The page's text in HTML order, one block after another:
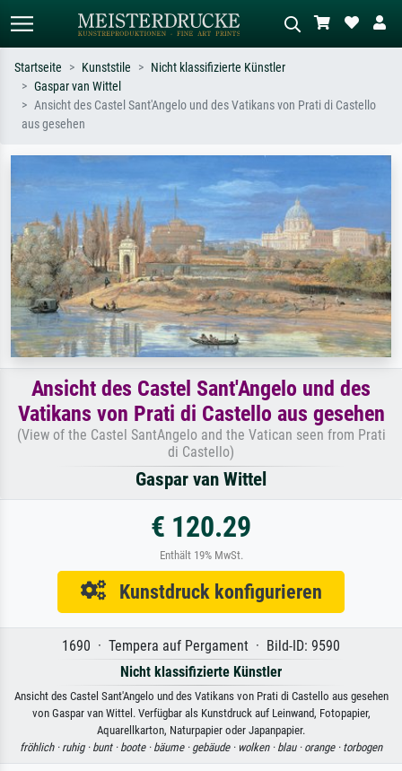
Standardsuche KI-Bildersuche
Suchen Sie nach Künstlern, Werktiteln
Hokusai, Akt.
Ölgemälde, Stehender Akt neben einem
Baum.
Startseite Kunststile
Nicht klassifizierte Künstler
Gaspar van Wittel
Ansicht des Castel Sant'Angelo und des Vatikans von Prati di Castello
aus gesehen
Ansicht des Castel Sant'Angelo und des
Vatikans von Prati di Castello aus gesehen
(View of the Castel SantAngelo and the Vatican seen from Prati
di Castello)
Gaspar van Wittel
€ 120.29
Enthält 19% MwSt.
Kunstdruck konfigurieren
1690 · Tempera auf Pergament · Bild-ID: 9590
Nicht klassifizierte Künstler
Ansicht des Castel Sant'Angelo und des Vatikans von Prati di Castello aus gesehen
von Gaspar van Wittel. Verfügbar als Kunstdruck auf Leinwand, Fotopapier,
Aquarellkarton, Naturpapier oder Japanpapier.
fröhlich · ruhig · bunt · boote · bäume · gebäude · wolken · blau · orange · torbogen